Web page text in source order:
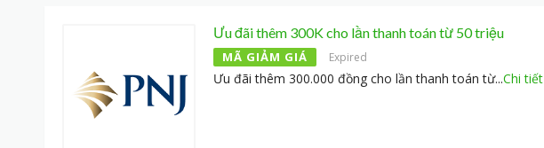
Ưu đãi thêm 300K cho lần thanh toán từ 50 triệu
MÃ GIẢM GIÁ Expired
Ưu đãi thêm 300.000 đồng cho lần thanh toán từ...Chi tiết